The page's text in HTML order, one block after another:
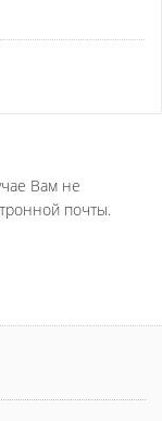
Вам не
почты.